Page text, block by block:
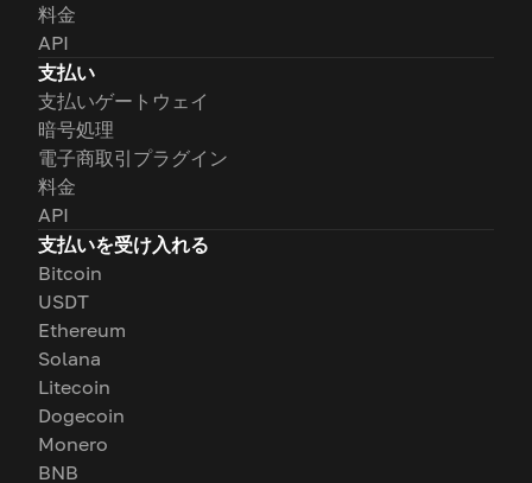
料金
API
支払い
支払いゲートウェイ
暗号処理
電子商取引プラグイン
料金
API
支払いを受け入れる
Bitcoin
USDT
Ethereum
Solana
Litecoin
Dogecoin
Monero
BNB